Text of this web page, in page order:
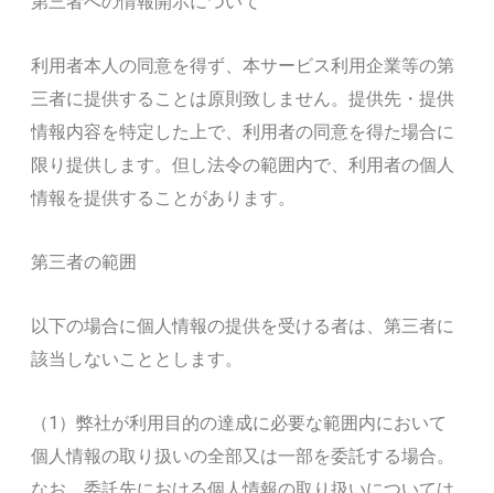
利用者本人の同意を得ず、本サービス利用企業等の第
三者に提供することは原則致しません。提供先・提供
情報内容を特定した上で、利用者の同意を得た場合に
限り提供します。但し法令の範囲内で、利用者の個人
情報を提供することがあります。
第三者の範囲
以下の場合に個人情報の提供を受ける者は、第三者に
該当しないこととします。
（1）弊社が利用目的の達成に必要な範囲内において
個人情報の取り扱いの全部又は一部を委託する場合。